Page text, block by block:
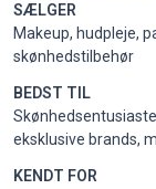
SÆLGER
Makeup, hudpleje,
skønhedstilbehør
BEDST TIL
eksklusive brands,
KENDT FOR